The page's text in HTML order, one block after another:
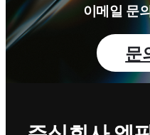
이메일 문
문